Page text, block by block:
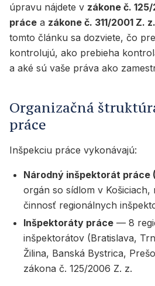
úpravu nájdete v zákone č.
práce a zákone č. 311/2001 Z.
tomto článku sa dozviete, čo
kontrolujú, ako prebieha
a aké sú vaše práva ako
Organizačná
práce
Inšpekciu práce vykonávajú:
Národný inšpektorát práce
orgán so sídlom v Košiciach,
činnosť regionálnych
Inšpektoráty práce — 8
inšpektorátov (Bratislava,
Žilina, Banská Bystrica,
zákona č. 125/2006 Z. z.